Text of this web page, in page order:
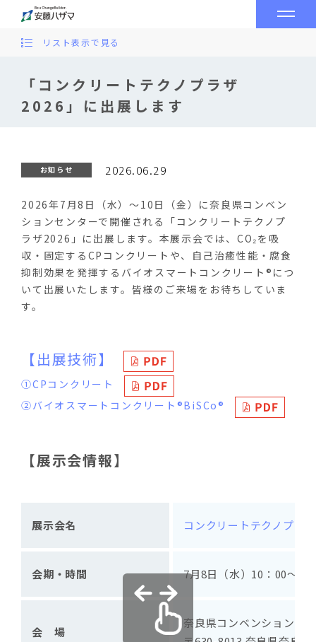
「コンクリートテクノプラザ
2026」に出展します
リスト表示で見る
お知らせ 2026.06.29
2026年7月8日（水）～10日（金）に奈良県コンベン
ションセンターで開催される「コンクリートテクノプ
ラザ2026」に出展します。本展示会では、CO₂を吸
収・固定するCPコンクリートや、自己治癒性能・腐食
抑制効果を発揮するバイオスマートコンクリート®につ
いて出展いたします。皆様のご来場をお待ちしていま
す。
【出展技術】
①CPコンクリート
②バイオスマートコンクリート®BiSCo®
【展示会情報】
展示会名 コンクリートテクノプラ
会期・時間 7月8日（水）10：00～18
会 場
奈良県コンベンションセ